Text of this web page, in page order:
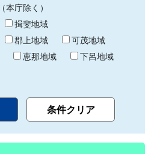
本庁除く）
揖斐地域
郡上地域
可茂地域
恵那地域
下呂地域